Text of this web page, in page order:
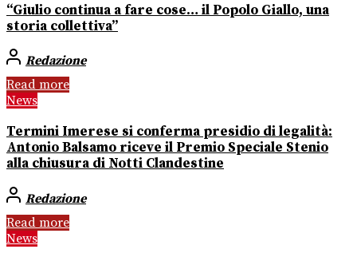
“Giulio continua a fare cose… il Popolo Giallo, una
storia collettiva”
Redazione
Read more
News
Termini Imerese si conferma presidio di legalità:
Antonio Balsamo riceve il Premio Speciale Stenio
alla chiusura di Notti Clandestine
Redazione
Read more
News